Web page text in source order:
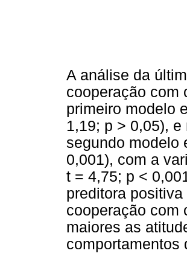
A análise da
cooperação com
primeiro modelo
1,19; p > 0,05),
segundo modelo
0,001), com a
t = 4,75; p <
preditora
cooperação com
maiores as
comportamentos